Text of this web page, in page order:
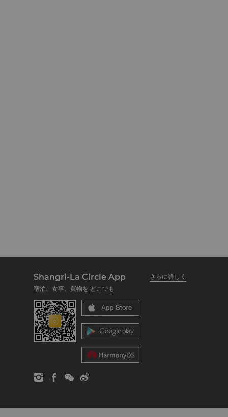
Shangri-La Circle App
さらに詳しく
宿泊、食事、買物を どこでも